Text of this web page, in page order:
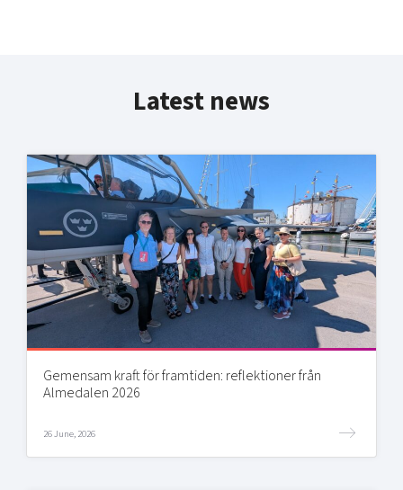
Latest news
Gemensam kraft för framtiden: reflektioner från
Almedalen 2026
26 June, 2026